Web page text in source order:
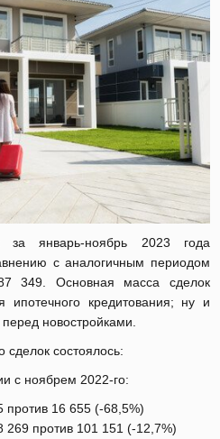
январь-ноябрь 2023 года
с аналогичным периодом
349. Основная масса сделок
ипотечного кредитования; ну и
новостройками.
сделок состоялось:
с ноябрем 2022-го:
против 16 655 (-68,5%)
269 против 101 151 (-12,7%)